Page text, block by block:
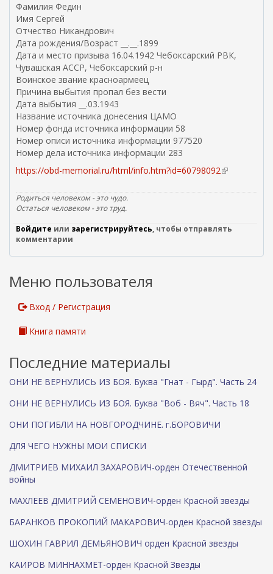
Фамилия Федин
Имя Сергей
Отчество Никандрович
Дата рождения/Возраст __.__.1899
Дата и место призыва 16.04.1942 Чебоксарский РВК,
Чувашская АССР, Чебоксарский р-н
Воинское звание красноармеец
Причина выбытия пропал без вести
Дата выбытия __.03.1943
Название источника донесения ЦАМО
Номер фонда источника информации 58
Номер описи источника информации 977520
Номер дела источника информации 283
https://obd-memorial.ru/html/info.htm?id=60798092(
н
н
я
Родиться человеком - это чудо.
Остаться человеком - это труд.
Войдите или зарегистрируйтесь, чтобы отправлять
комментарии
Меню пользователя
Вход / Регистрация
Книга памяти
Последние материалы
ОНИ НЕ ВЕРНУЛИСЬ ИЗ БОЯ. Буква "Гнат - Гырд". Часть 24
ОНИ НЕ ВЕРНУЛИСЬ ИЗ БОЯ. Буква "Воб - Вяч". Часть 18
ОНИ ПОГИБЛИ НА НОВГОРОДЧИНЕ. г.БОРОВИЧИ
ДЛЯ ЧЕГО НУЖНЫ МОИ СПИСКИ
ДМИТРИЕВ МИХАИЛ ЗАХАРОВИЧ-орден Отечественной
войны
МАХЛЕЕВ ДМИТРИЙ СЕМЕНОВИЧ-орден Красной звезды
БАРАНКОВ ПРОКОПИЙ МАКАРОВИЧ-орден Красной звезды
ШОХИН ГАВРИЛ ДЕМЬЯНОВИЧ орден Красной звезды
КАИРОВ МИННАХМЕТ-орден Красной Звезды